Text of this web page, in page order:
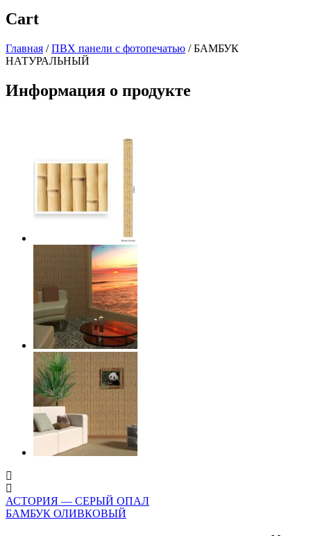
Cart
Главная / ПВХ панели с фотопечатью /БАМБУК
НАТУРАЛЬНЫЙ
Информация о продукте
АСТОРИЯ — СЕРЫЙ ОПАЛ
БАМБУК ОЛИВКОВЫЙ